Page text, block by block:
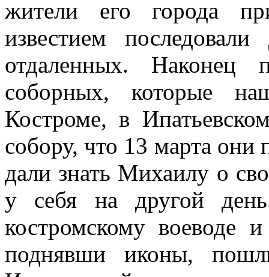
жители его города
известием
отдаленных. Наконец
соборных, которые
Костроме, в
собору, что 13 марта они
дали знать Михаилу о
у себя на другой
костромскому воеводе
поднявши иконы,